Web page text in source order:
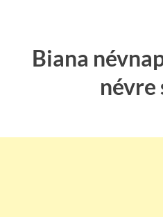
Biana
névre